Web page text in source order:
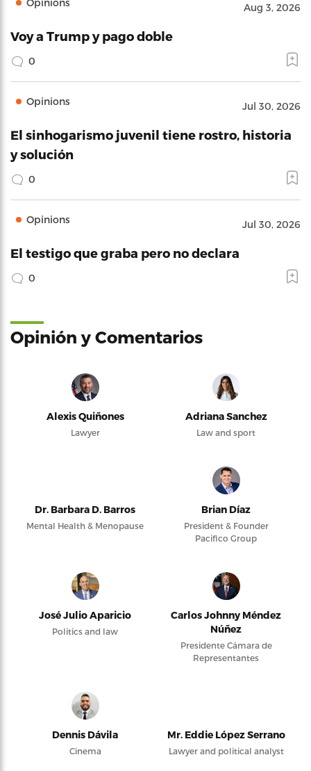
Opinions Aug 3, 2026
Voy a Trump y pago doble
0
Opinions Jul 30, 2026
El sinhogarismo juvenil tiene rostro, historia
y solución
0
Opinions Jul 30, 2026
El testigo que graba pero no declara
0
Opinión y Comentarios
Alexis Quiñones
Lawyer
Adriana Sanchez
Law and sport
Dr. Barbara D. Barros
Mental Health & Menopause
Brian Díaz
President & Founder
Pacifico Group
José Julio Aparicio
Politics and law
Carlos Johnny Méndez
Núñez
Presidente Cámara de
Representantes
Dennis Dávila
Cinema
Mr. Eddie López Serrano
Lawyer and political analyst